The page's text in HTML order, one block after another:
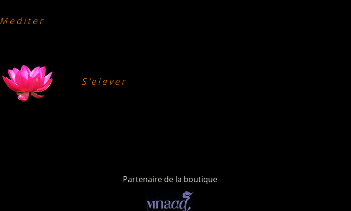
Mediter
S'elever
Partenaire de la boutique